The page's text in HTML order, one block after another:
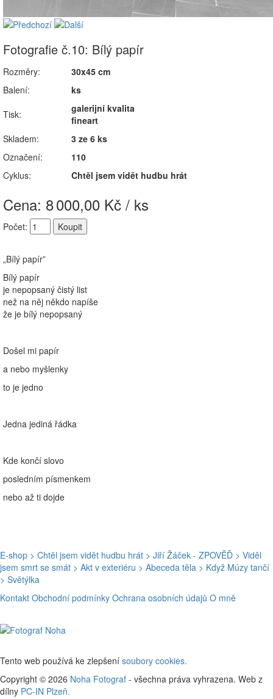
Fotografie č.10: Bílý papír
Rozměry:
30x45 cm
Balení:
ks
Tisk:
galerijní kvalita
fineart
Skladem:
3 ze 6 ks
Označení:
110
Cyklus:
Chtěl jsem vidět hudbu hrát
Cena: 8000,00 Kč / ks
Počet:
„Bílý papír”
Bílý papír
je nepopsaný čistý list
než na něj někdo napíše
že je bílý nepopsaný
Došel mi papír
a nebo myšlenky
to je jedno
Jedna jediná řádka
Kde končí slovo
posledním písmenkem
nebo až ti dojde
E-shop > Chtěl jsem vidět hudbu hrát > Jiří Žáček - ZPOVĚĎ > Viděl
jsem smrt se smát > Akt v exteriéru > Abeceda těla > Když Múzy tančí
> Světýlka
Kontakt Obchodní podmínky Ochrana osobních údajů O mně
Tento web používá ke zlepšení soubory cookies.
Copyright © 2026 Noha Fotograf - všechna práva vyhrazena. Web z
dílny PC-IN Plzeň.